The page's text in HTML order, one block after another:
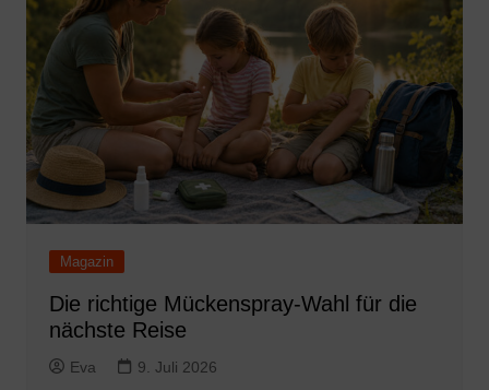
Magazin
Die richtige Mückenspray-Wahl für die
nächste Reise
Eva 9. Juli 2026